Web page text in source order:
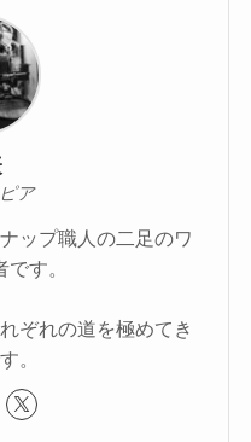
ア
ップ職人の二足のワ
す。
ぞれの道を極めてき
。